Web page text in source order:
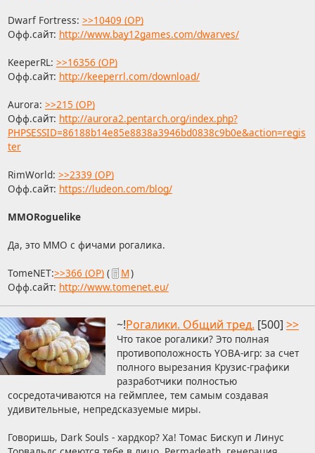
Dwarf Fortress: >>10409 (OP)
Офф.сайт: http://www.bay12games.com/dwarves/
KeeperRL: >>16356 (OP)
Офф.сайт: http://keeperrl.com/download/
Aurora: >>215 (OP)
Офф.сайт: http://aurora2.pentarch.org/index.php?
PHPSESSID=86188b14e85e8838a3946bd0838c9b0e&action=regis
ter
RimWorld: >>2339 (OP)
Офф.сайт: https://ludeon.com/blog/
MMORoguelike
Да, это ММО с фичами рогалика.
TomeNET:>>366 (OP)( М)
Офф.сайт: http://www.tomenet.eu/
~!Рогалики. Общий тред. [500] >>
Что такое рогалики? Это полная
противоположность YOBA-игр: за счет
полного вырезания Крузис-графики
разработчики полностью
сосредотачиваются на геймплее, тем самым создавая
удивительные, непредсказуемые миры.
Говоришь, Dark Souls - хардкор? Ха! Томас Бискуп и Линус